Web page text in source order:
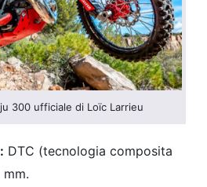
300 ufficiale di Loïc Larrieu
DTC (tecnologia composita